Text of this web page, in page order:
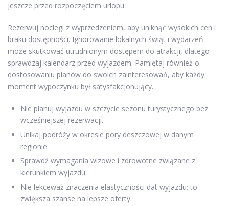
jeszcze przed rozpoczęciem urlopu.
Rezerwuj noclegi z wyprzedzeniem, aby uniknąć wysokich cen i
braku dostępności. Ignorowanie lokalnych świąt i wydarzeń
może skutkować utrudnionym dostępem do atrakcji, dlatego
sprawdzaj kalendarz przed wyjazdem. Pamiętaj również o
dostosowaniu planów do swoich zainteresowań, aby każdy
moment wypoczynku był satysfakcjonujący.
Nie planuj wyjazdu w szczycie sezonu turystycznego bez
wcześniejszej rezerwacji.
Unikaj podróży w okresie pory deszczowej w danym
regionie.
Sprawdź wymagania wizowe i zdrowotne związane z
kierunkiem wyjazdu.
Nie lekceważ znaczenia elastyczności dat wyjazdu; to
zwiększa szanse na lepsze oferty.